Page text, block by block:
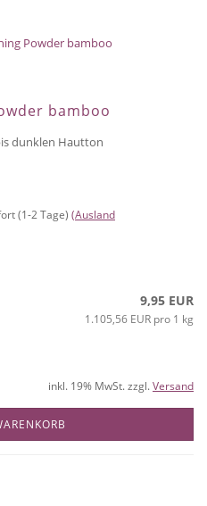
bamboo
dunklen Hautton
(1-2 Tage) (Ausland
9,95 EUR
1.105,56 EUR pro 1 kg
inkl. 19% MwSt. zzgl.Versand